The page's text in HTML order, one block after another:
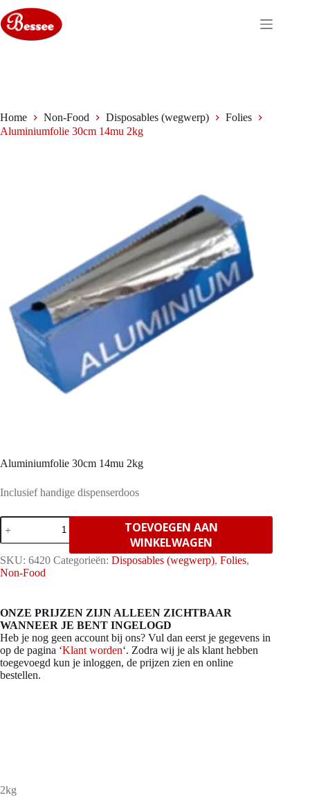
naar
de
inhoud
Home Non-Food Disposables (wegwerp)
Folies
Aluminiumfolie 30cm 14mu 2kg
Aluminiumfolie 30cm 14mu 2kg
Inclusief handige dispenserdoos
Aluminiumfolie
30cm
14mu
2kg
aantal
TOEVOEGEN AAN
WINKELWAGEN
SKU: 6420 Categorieën: Disposables (wegwerp), Folies,
Non-Food
ONZE PRIJZEN ZIJN ALLEEN ZICHTBAAR
WANNEER JE BENT INGELOGD
Heb je nog geen account bij ons? Vul dan eerst je gegevens in
op de pagina ‘Klant worden‘. Zodra wij je als klant hebben
toegevoegd kun je inloggen, de prijzen zien en online
bestellen.
2kg